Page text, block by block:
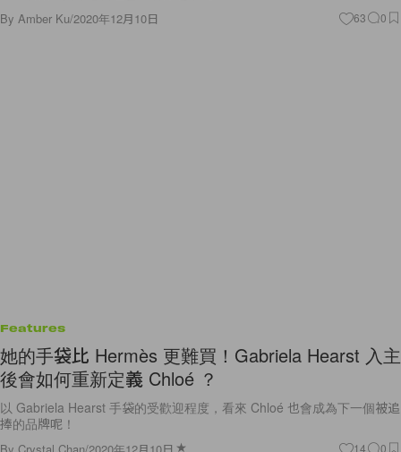
By Amber Ku/2020年12月10日 63 0
Features
她的手袋比 Hermès 更難買！Gabriela Hearst 入主
後會如何重新定義 Chloé ？
以 Gabriela Hearst 手袋的受歡迎程度，看來 Chloé 也會成為下一個被追
捧的品牌呢！
By Crystal Chan/2020年12月10日 14 0